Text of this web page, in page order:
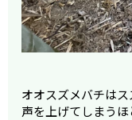
オオスズメバチは
声を上げてしまうほ